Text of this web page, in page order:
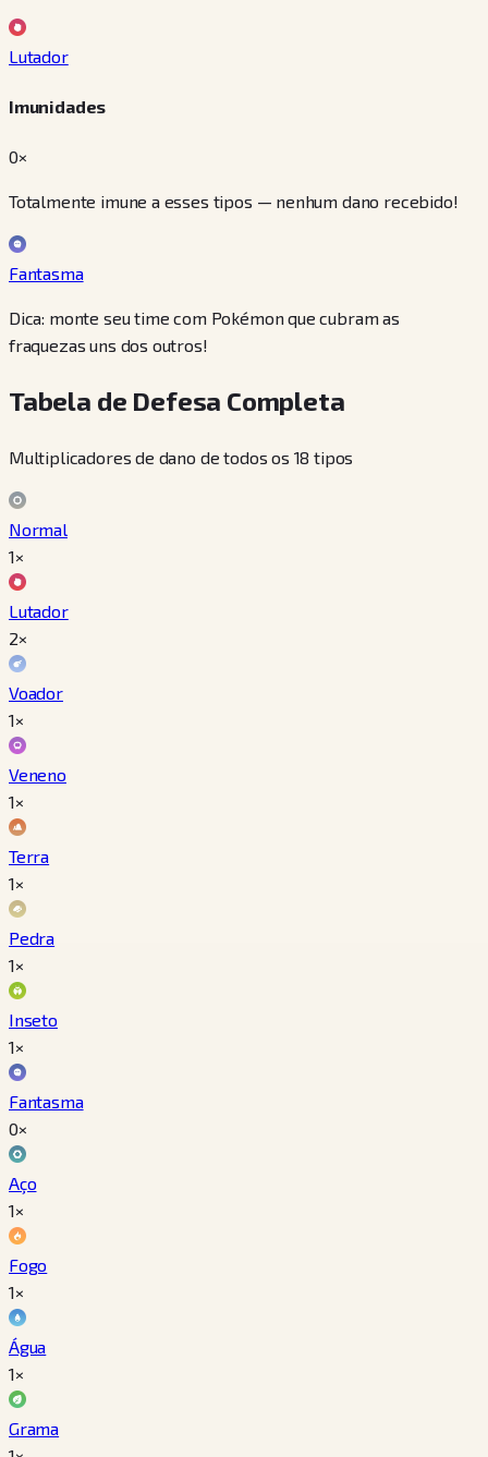
Lutador
Imunidades
0×
Totalmente imune a esses tipos — nenhum dano recebido!
Fantasma
Dica: monte seu time com Pokémon que cubram as
fraquezas uns dos outros!
Tabela de Defesa Completa
Multiplicadores de dano de todos os 18 tipos
Normal
1×
Lutador
2×
Voador
1×
Veneno
1×
Terra
1×
Pedra
1×
Inseto
1×
Fantasma
0×
Aço
1×
Fogo
1×
Água
1×
Grama